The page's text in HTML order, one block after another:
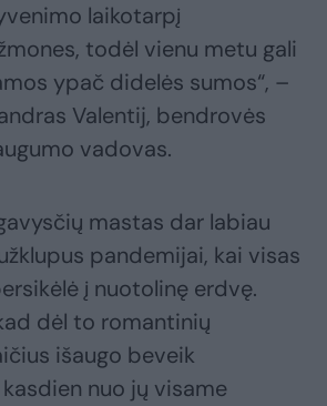
laikotarpį
todėl vienu metu gali
ypač didelės sumos“, –
Valentij, bendrovės
vadovas.
mastas dar labiau
pandemijai, kai visas
į nuotolinę erdvę.
dėl to romantinių
išaugo beveik
nuo jų visame